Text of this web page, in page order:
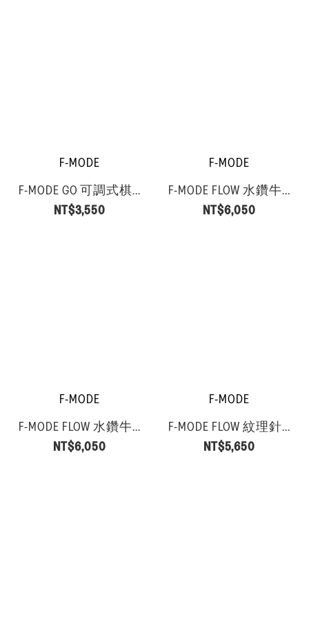
F-MODE
F-MODE GO 可調式棋...
NT$3,550
F-MODE
F-MODE FLOW 水鑽牛...
NT$6,050
F-MODE
F-MODE FLOW 水鑽牛...
NT$6,050
F-MODE
F-MODE FLOW 紋理針...
NT$5,650